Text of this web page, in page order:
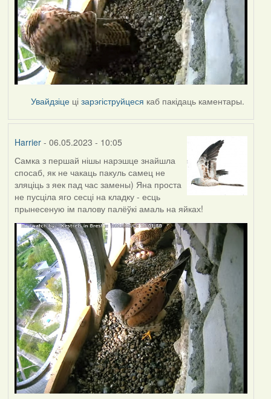
Увайдзіце цізарэгіструйцеся каб пакідаць каментары.
Harrier- 06.05.2023 - 10:05
Самка з першай нішы нарэшце знайшла
спосаб, як не чакаць пакуль самец не
зляціць з яек пад час замены) Яна проста
не пусціла яго сесці на кладку - есць
прынесеную ім палову палёўкі амаль на яйках!